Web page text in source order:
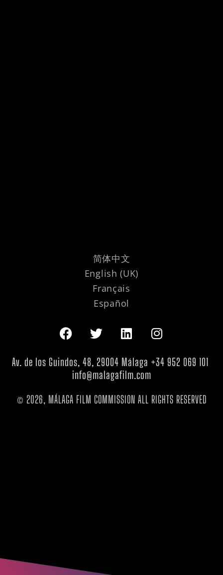
简体中文
English (UK)
Français
Español
Av. de los Guindos, 48, 29004 Málaga +34 952 069 101
info@malagafilm.com
© 2026, MÁLAGA FILM COMMISSION ALL RIGHTS RESERVED